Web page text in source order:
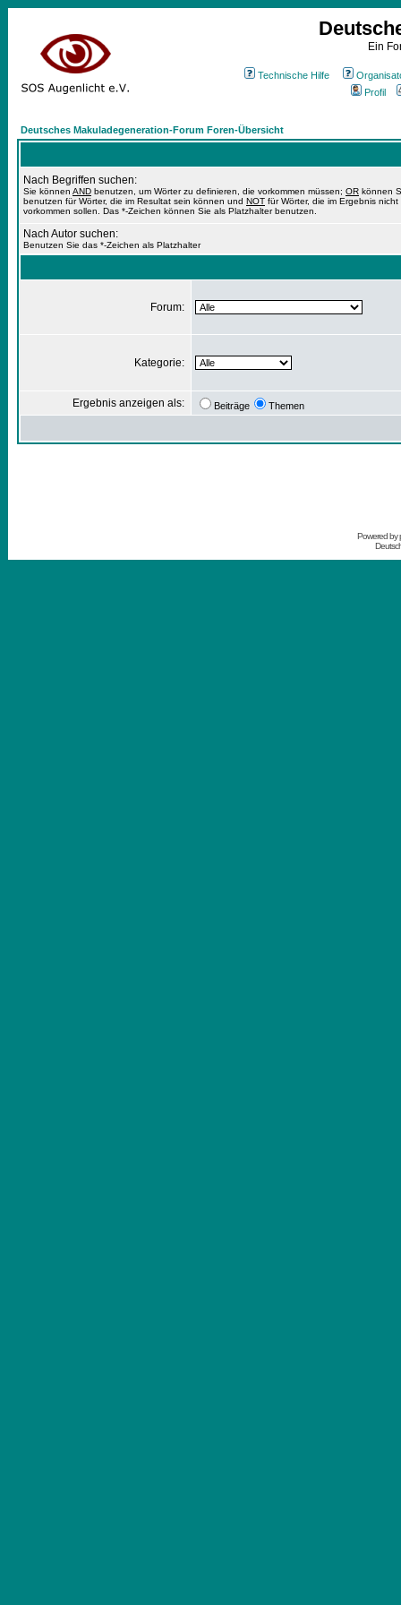
Ein
Technische Hilfe
Profil
Deutsches Makuladegeneration-Forum Foren-Übersicht
Nach Begriffen suchen:
Sie können AND benutzen, um Wörter zu definieren, die vorkommen müssen; OR können
benutzen für Wörter, die im Resultat sein können und NOT für Wörter, die im Ergebnis nicht
vorkommen sollen. Das *-Zeichen können Sie als Platzhalter benutzen.
Nach Autor suchen:
Benutzen Sie das *-Zeichen als Platzhalter
Forum:
Kategorie:
Ergebnis anzeigen als: Beiträge Themen
Powered by